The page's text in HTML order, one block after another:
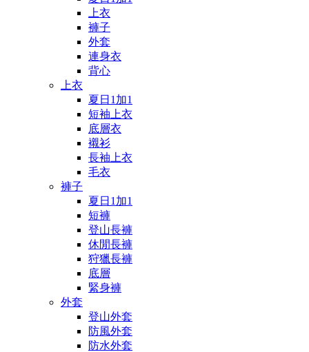
上衣
褲子
外套
連身衣
背心
上衣
夏日1加1
短袖上衣
底層衣
襯衫
長袖上衣
毛衣
褲子
夏日1加1
短褲
登山長褲
休閒長褲
狩獵長褲
底層
緊身褲
外套
登山外套
防風外套
防水外套